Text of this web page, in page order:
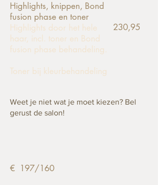
Highlights, knippen, Bond
fusion phase en toner
Highlights door het hele
haar, incl. toner en Bond
fusion phase behandeling.
Toner bij kleurbehandeling
230,95
Weet je niet wat je moet kiezen? Bel
gerust de salon!
€ 197/160